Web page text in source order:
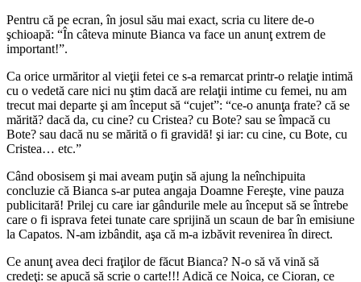
Pentru că pe ecran, în josul său mai exact, scria cu litere de-o
şchioapă: “În câteva minute Bianca va face un anunţ extrem de
important!”.
Ca orice urmăritor al vieţii fetei ce s-a remarcat printr-o relaţie intimă
cu o vedetă care nici nu ştim dacă are relaţii intime cu femei, nu am
trecut mai departe şi am început să “cujet”: “ce-o anunţa frate? că se
mărită? dacă da, cu cine? cu Cristea? cu Bote? sau se împacă cu
Bote? sau dacă nu se mărită o fi gravidă! şi iar: cu cine, cu Bote, cu
Cristea… etc.”
Când obosisem şi mai aveam puţin să ajung la neînchipuita
concluzie că Bianca s-ar putea angaja Doamne Fereşte, vine pauza
publicitară! Prilej cu care iar gândurile mele au început să se întrebe
care o fi isprava fetei tunate care sprijină un scaun de bar în emisiune
la Capatos. N-am izbândit, aşa că m-a izbăvit revenirea în direct.
Ce anunţ avea deci fraţilor de făcut Bianca? N-o să vă vină să
credeţi: se apucă să scrie o carte!!! Adică ce Noica, ce Cioran, ce